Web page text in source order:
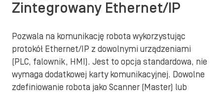
Zintegrowany Ethernet/IP
Pozwala na komunikację robota wykorzystując
protokół Ethernet/IP z dowolnymi urządzeniami
(PLC, falownik, HMI). Jest to opcja standardowa, nie
wymaga dodatkowej karty komunikacyjnej. Dowolne
zdefiniowanie robota jako Scanner (Master) lub